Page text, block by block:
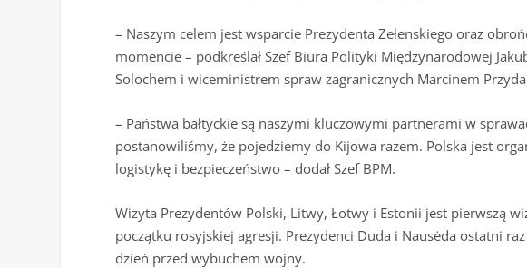
– Naszym celem jest wsparcie Prezydenta Zełenskiego oraz
momencie – podkreślał Szef Biura Polityki Międzynarodowej
Solochem i wiceministrem spraw zagranicznych Marcinem
– Państwa bałtyckie są naszymi kluczowymi partnerami w
postanowiliśmy, że pojedziemy do Kijowa razem. Polska jest
logistykę i bezpieczeństwo – dodał Szef BPM.
Wizyta Prezydentów Polski, Litwy, Łotwy i Estonii jest pierwszą
początku rosyjskiej agresji. Prezydenci Duda i Nausėda ostatni
dzień przed wybuchem wojny.